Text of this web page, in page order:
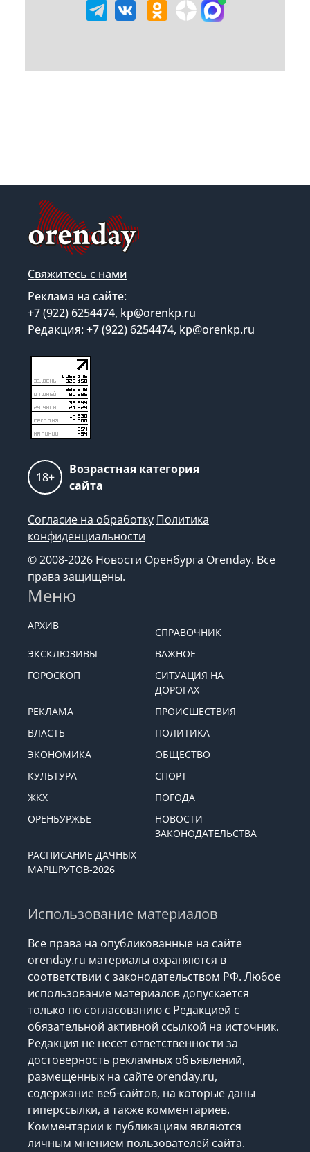
Свяжитесь с нами
Реклама на сайте:
+7 (922) 6254474, kp@orenkp.ru
Редакция: +7 (922) 6254474, kp@orenkp.ru
18+
Возрастная категория
сайта
Согласие на обработку Политика
конфиденциальности
© 2008-2026 Новости Оренбурга Orenday. Все
права защищены.
Меню
АРХИВ
СПРАВОЧНИК
ЭКСКЛЮЗИВЫ
ВАЖНОЕ
ГОРОСКОП
СИТУАЦИЯ НА
ДОРОГАХ
РЕКЛАМА
ПРОИСШЕСТВИЯ
ВЛАСТЬ
ПОЛИТИКА
ЭКОНОМИКА
ОБЩЕСТВО
КУЛЬТУРА
СПОРТ
ЖКХ
ПОГОДА
ОРЕНБУРЖЬЕ
НОВОСТИ
ЗАКОНОДАТЕЛЬСТВА
РАСПИСАНИЕ ДАЧНЫХ
МАРШРУТОВ-2026
Использование материалов
Все права на опубликованные на сайте
orenday.ru материалы охраняются в
соответствии с законодательством РФ. Любое
использование материалов допускается
только по согласованию с Редакцией с
обязательной активной ссылкой на источник.
Редакция не несет ответственности за
достоверность рекламных объявлений,
размещенных на сайте orenday.ru,
содержание веб-сайтов, на которые даны
гиперссылки, а также комментариев.
Комментарии к публикациям являются
личным мнением пользователей сайта.